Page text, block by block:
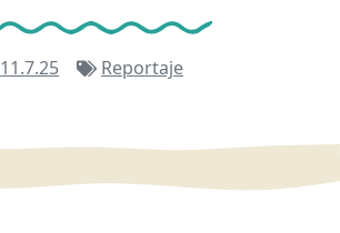
11.7.25 Reportaje